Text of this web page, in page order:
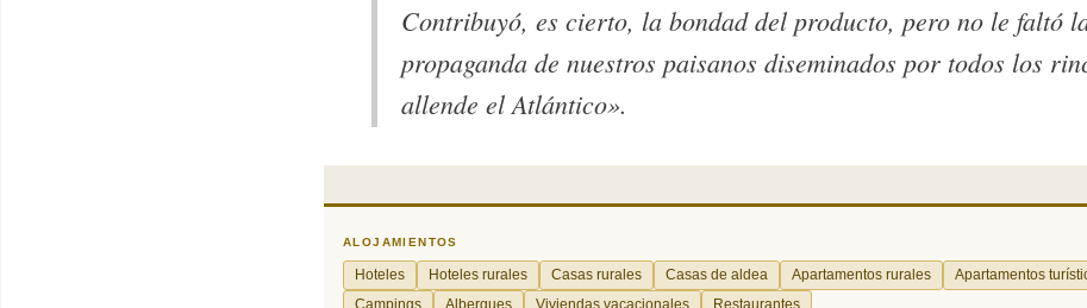
Contribuyó, es cierto, la bondad del producto, pero no le faltó
propaganda de nuestros paisanos diseminados por todos los
allende el Atlántico».